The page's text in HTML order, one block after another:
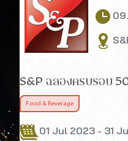
S&P ฉลองครบรอบ
Food & Beverage
01 Jul 2023 - 31